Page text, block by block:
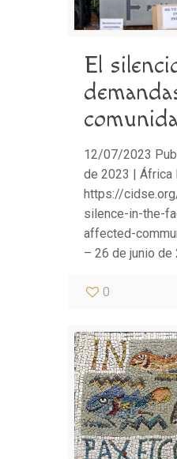
El
12/07/2023
de 2023 | África
https://
silence-in-the-
affected-
– 26 de junio
0